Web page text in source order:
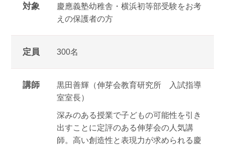
対象
慶應義塾幼稚舎・横浜初等部受験をお考
えの保護者の方
定員 300名
講師
黒田善輝（伸芽会教育研究所 入試指導
室室長）
深みのある授業で子どもの可能性を引き
出すことに定評のある伸芽会の人気講
師。高い創造性と表現力が求められる慶